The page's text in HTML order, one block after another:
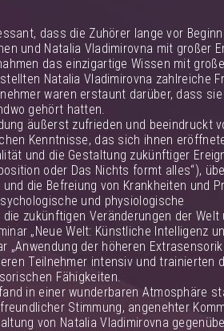
dass die Zuhörer lange vor
und Natalia Vladimirovna mit großer
das einzigartige Wissen mit
Natalia Vladimirovna zahlreiche
waren erstaunt darüber, dass
gehört hatten.
äußerst zufrieden und beeindruckt
Kenntnisse, das sich ihnen
und die Gestaltung zukünftiger
oder Das Nichts formt alles“),
die Befreiung von Krankheiten und
und physiologische
zukünftigen Veränderungen der Welt
„Neue Welt: Künstliche Intelligenz
„Anwendung der höheren
Teilnehmer intensiv und trainierten
Fähigkeiten.
in einer wunderbaren Atmosphäre
Stimmung, angenehter
von Natalia Vladimirovna